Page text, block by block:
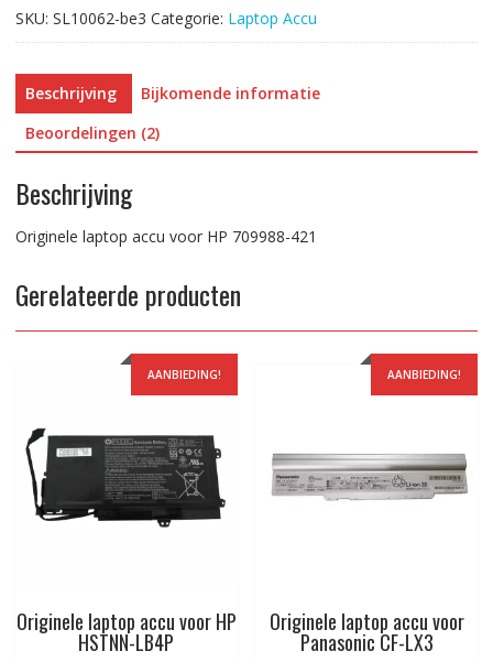
SKU: SL10062-be3 Categorie: Laptop Accu
Beschrijving
Bijkomende informatie
Beoordelingen (2)
Beschrijving
Originele laptop accu voor HP 709988-421
Gerelateerde producten
AANBIEDING!
Originele laptop accu voor HP
HSTNN-LB4P
AANBIEDING!
Originele laptop accu voor
Panasonic CF-LX3